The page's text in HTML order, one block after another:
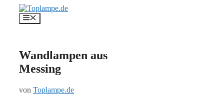
Inhalt
springen
Menü
Wandlampen aus
Messing
von Toplampe.de